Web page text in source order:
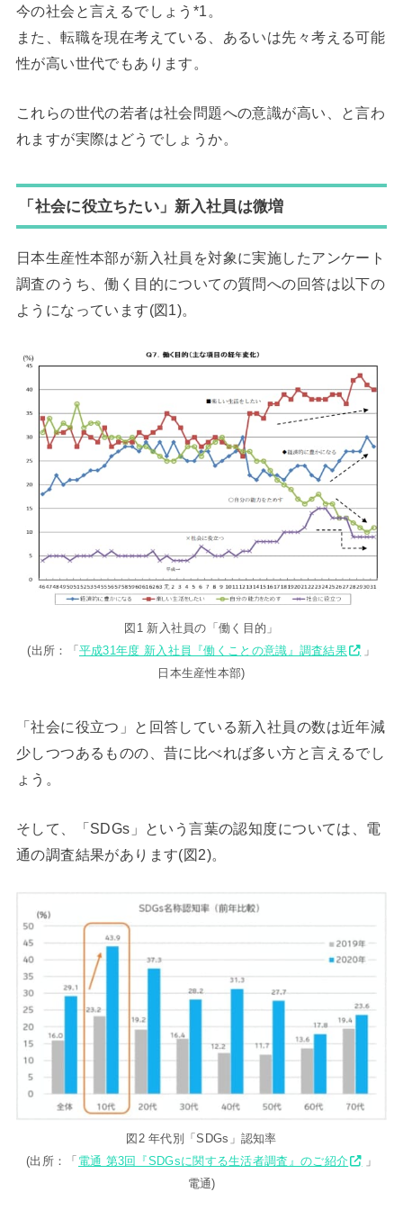
今の社会と言えるでしょう*1。
また、転職を現在考えている、あるいは先々考える可能
性が高い世代でもあります。
これらの世代の若者は社会問題への意識が高い、と言わ
れますが実際はどうでしょうか。
「社会に役立ちたい」新入社員は微増
日本生産性本部が新入社員を対象に実施したアンケート
調査のうち、働く目的についての質問への回答は以下の
ようになっています(図1)。
図1 新入社員の「働く目的」
(出所：「平成31年度 新入社員『働くことの意識』調査結果
」
日本生産性本部)
「社会に役立つ」と回答している新入社員の数は近年減
少しつつあるものの、昔に比べれば多い方と言えるでし
ょう。
そして、「SDGs」という言葉の認知度については、電
通の調査結果があります(図2)。
図2 年代別「SDGs」認知率
(出所：「 電通 第3回『SDGsに関する生活者調査』のご紹介
」
電通)